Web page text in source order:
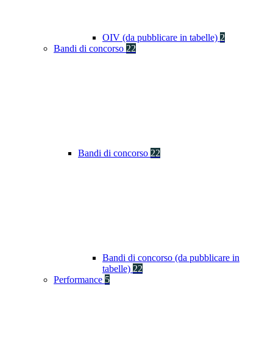
OIV (da pubblicare in tabelle) 2
Bandi di concorso 22
Bandi di concorso 22
Bandi di concorso (da pubblicare in
tabelle) 22
Performance 5